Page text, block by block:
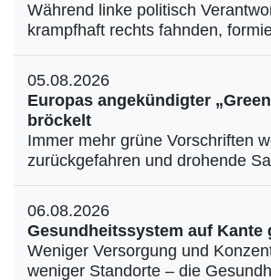
Während linke politisch
krampfhaft rechts fahnden,
05.08.2026
Europas angekündigter
bröckelt
Immer mehr grüne Vorschriften
zurückgefahren und drohende
06.08.2026
Gesundheitssystem auf Kante
Weniger Versorgung und
weniger Standorte – die